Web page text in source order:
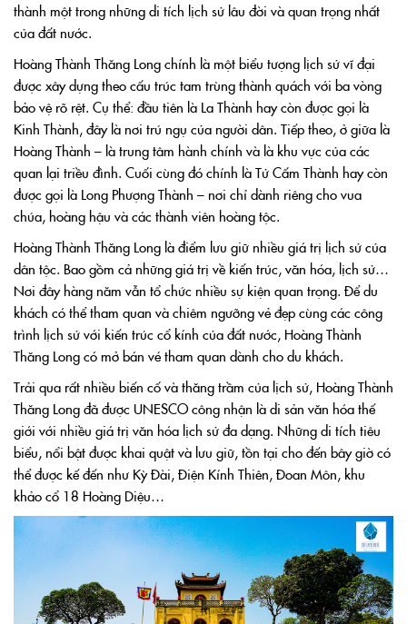
thành một trong những di tích lịch sử lâu đời và quan trọng nhất
của đất nước.
Hoàng Thành Thăng Long chính là một biểu tượng lịch sử vĩ đại
được xây dựng theo cấu trúc tam trùng thành quách với ba vòng
bảo vệ rõ rệt. Cụ thể: đầu tiên là La Thành hay còn được gọi là
Kinh Thành, đây là nơi trú ngụ của người dân. Tiếp theo, ở giữa là
Hoàng Thành – là trung tâm hành chính và là khu vực của các
quan lại triều đình. Cuối cùng đó chính là Tử Cấm Thành hay còn
được gọi là Long Phượng Thành – nơi chỉ dành riêng cho vua
chúa, hoàng hậu và các thành viên hoàng tộc.
Hoàng Thành Thăng Long là điểm lưu giữ nhiều giá trị lịch sử của
dân tộc. Bao gồm cả những giá trị về kiến trúc, văn hóa, lịch sử…
Nơi đây hàng năm vẫn tổ chức nhiều sự kiện quan trọng. Để du
khách có thể tham quan và chiêm ngưỡng vẻ đẹp cùng các công
trình lịch sử với kiến trúc cổ kính của đất nước, Hoàng Thành
Thăng Long có mở bán vé tham quan dành cho du khách.
Trải qua rất nhiều biến cố và thăng trầm của lịch sử, Hoàng Thành
Thăng Long đã được UNESCO công nhận là di sản văn hóa thế
giới với nhiều giá trị văn hóa lịch sử đa dạng. Những di tích tiêu
biểu, nổi bật được khai quật và lưu giữ, tồn tại cho đến bây giờ có
thể được kế đến như Kỳ Đài, Điện Kính Thiên, Đoan Môn, khu
khảo cổ 18 Hoàng Diệu…